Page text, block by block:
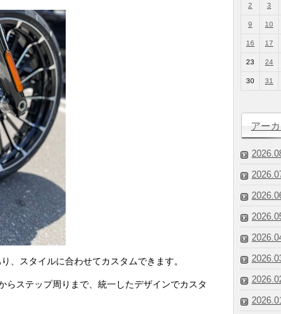
、スタイルに合わせてカスタムできます。
らステップ周りまで、統一したデザインでカスタ
2 3
9 10
16 17
23 24
30 31
アー